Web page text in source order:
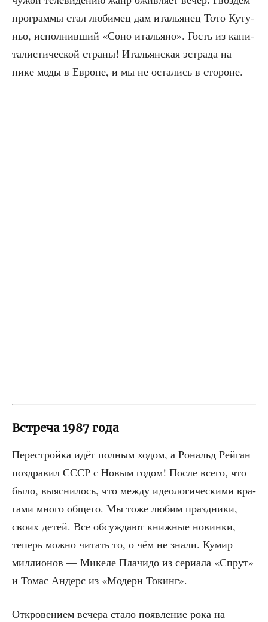
про­грам­мы стал люби­мец дам ита­лья­нец Тото Куту­
ньо, испол­нив­ший «Соно ита­лья­но». Гость из капи­
та­ли­сти­че­ской стра­ны! Ита­льян­ская эст­ра­да на
пике моды в Евро­пе, и мы не оста­лись в стороне.
Встреча 1987 года
Пере­строй­ка идёт пол­ным ходом, а Рональд Рей­ган
поздра­вил СССР с Новым годом! После все­го, что
было, выяс­ни­лось, что меж­ду идео­ло­ги­че­ски­ми вра­
га­ми мно­го обще­го. Мы тоже любим празд­ни­ки,
сво­их детей. Все обсуж­да­ют книж­ные новин­ки,
теперь мож­но читать то, о чём не зна­ли. Кумир
мил­ли­о­нов — Мике­ле Пла­чи­до из сери­а­ла «Спрут»
и Томас Андерс из «Модерн Токинг».
Откро­ве­ни­ем вече­ра ста­ло появ­ле­ние рока на